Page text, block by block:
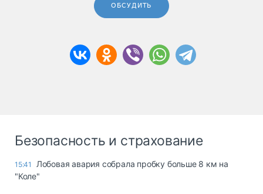
ОБСУДИТЬ
Безопасность и страхование
15:41
Лобовая авария собрала пробку больше 8 км на
"Коле"